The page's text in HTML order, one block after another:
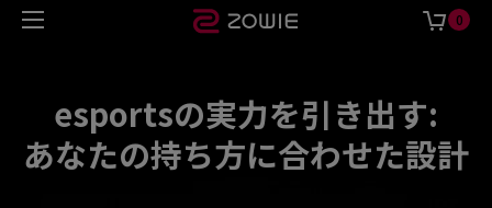
0
esportsの実力を引き出す:
あなたの持ち方に合わせた設計